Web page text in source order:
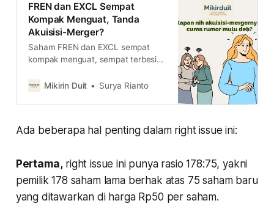
FREN dan EXCL Sempat
Kompak Menguat, Tanda
Akuisisi-Merger?
Saham FREN dan EXCL sempat
kompak menguat, sempat terbesit
siap announce. Ternyata, begini
Mikirin Duit Surya Rianto
Ada beberapa hal penting dalam right issue ini:
Pertama,right issue ini punya rasio 178:75, yakni
pemilik 178 saham lama berhak atas 75 saham baru
yang ditawarkan di harga Rp50 per saham.